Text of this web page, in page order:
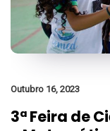
Outubro 16, 2023
3ª Feira de